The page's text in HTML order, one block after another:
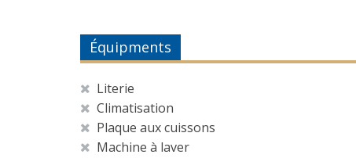
Équipments
Literie
Climatisation
Plaque aux cuissons
Machine à laver